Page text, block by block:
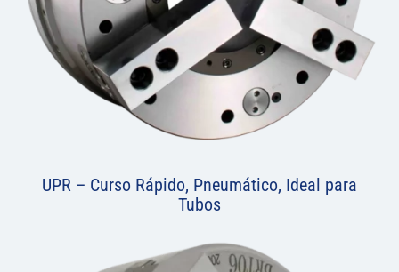
UPR – Curso Rápido, Pneumático, Ideal para
Tubos